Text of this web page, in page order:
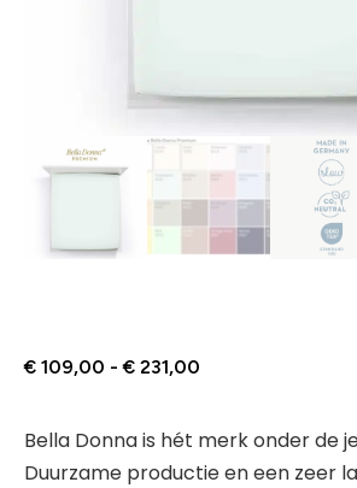
€ 109,00 - € 231,00
Bella Donna is hét merk onder de
Duurzame productie en een zeer